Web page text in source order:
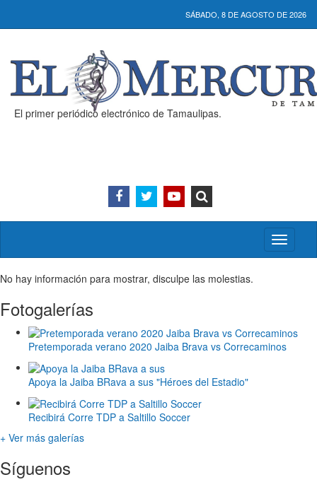
SÁBADO, 8 DE AGOSTO DE 2026
El primer periódico electrónico de Tamaulipas.
Activar/
menú
No hay información para mostrar, disculpe las molestias.
Fotogalerías
Pretemporada verano 2020 Jaiba Brava vs Correcaminos
Apoya la Jaiba BRava a sus "Héroes del Estadio"
Recibirá Corre TDP a Saltillo Soccer
+ Ver más galerías
Síguenos